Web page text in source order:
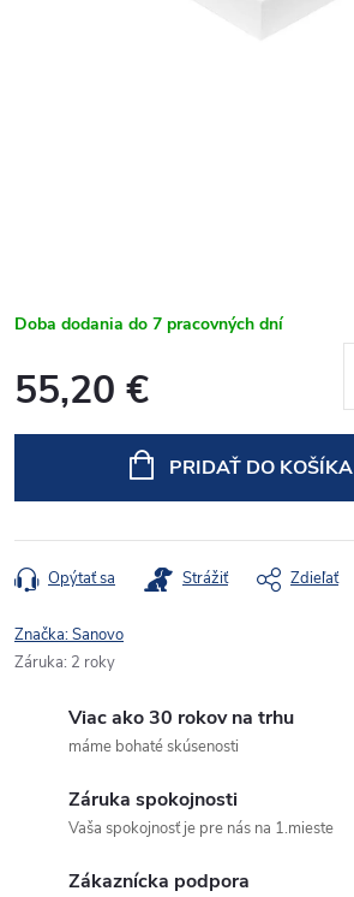
Doba dodania do 7 pracovných dní
55,20 €
PRIDAŤ DO KOŠÍKA
Opýtať sa Strážiť Zdieľať
Značka:Sanovo
Záruka: 2 roky
Viac ako 30 rokov na trhu
máme bohaté skúsenosti
Záruka spokojnosti
Vaša spokojnosť je pre nás na 1.mieste
Zákaznícka podpora